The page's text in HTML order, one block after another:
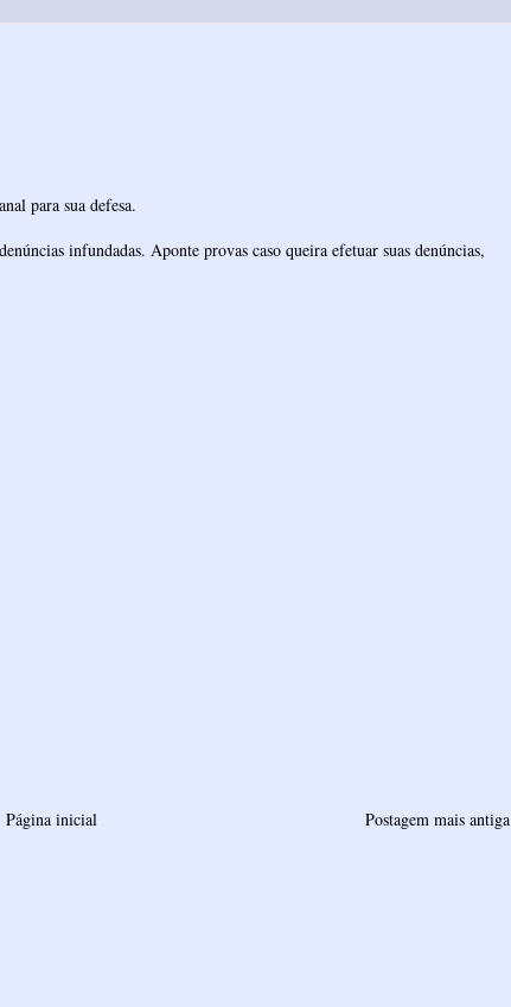
para sua defesa.
infundadas. Aponte provas caso queira efetuar suas denúncias,
Postagem mais antiga
Página inicial